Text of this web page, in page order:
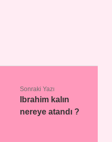
Sonraki Yazı
Ibrahim kalın
nereye atandı ?